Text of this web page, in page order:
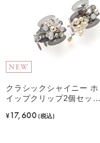
NEW
クラシックシャイニー ホ
イップクリップ2個セット
¥ 17,600(税込)